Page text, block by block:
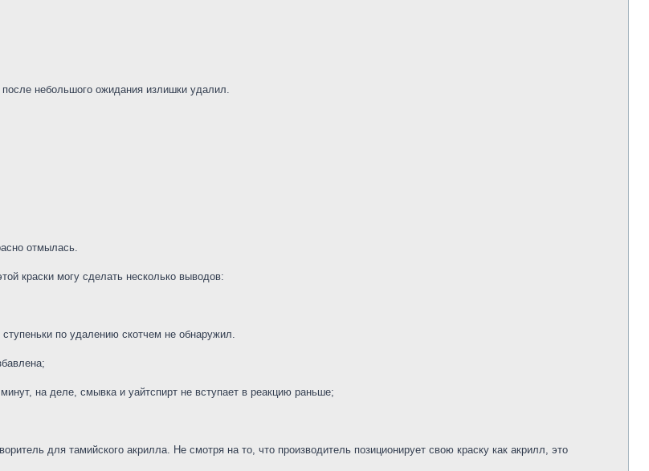
небольшого ожидания излишки удалил.
отмылась.
краски могу сделать несколько выводов:
по удалению скотчем не обнаружил.
на деле, смывка и уайтспирт не вступает в реакцию раньше;
для тамийского акрилла. Не смотря на то, что производитель позиционирует свою краску как акрилл, это